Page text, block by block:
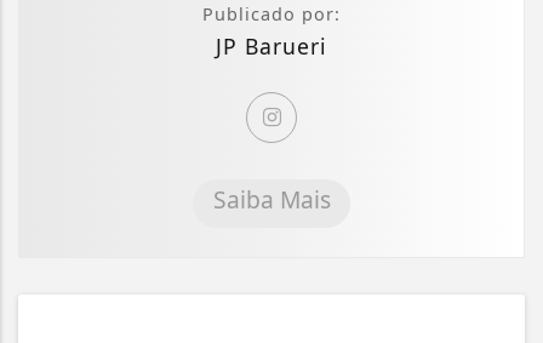
Publicado por:
JP Barueri
Saiba Mais